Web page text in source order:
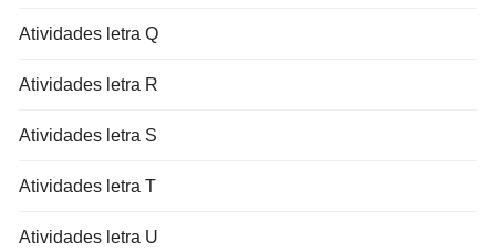
Atividades letra Q
Atividades letra R
Atividades letra S
Atividades letra T
Atividades letra U